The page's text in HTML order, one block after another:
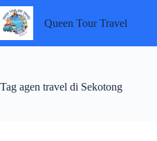
Skip
to
content
Queen Tour Travel
Tag agen travel di Sekotong